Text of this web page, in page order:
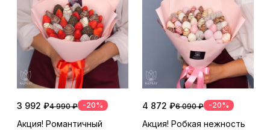
3 992 ₽4 990 ₽ -20%
Акция! Романтичный
4 872 ₽6 090 ₽ -20%
Акция! Робкая нежность